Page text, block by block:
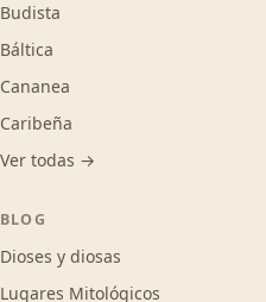
Budista
Báltica
Cananea
Caribeña
Ver todas →
BLOG
Dioses y diosas
Lugares Mitológicos